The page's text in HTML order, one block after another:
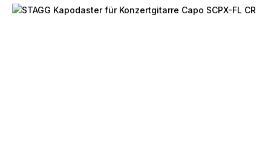
Bildergalerie überspringen